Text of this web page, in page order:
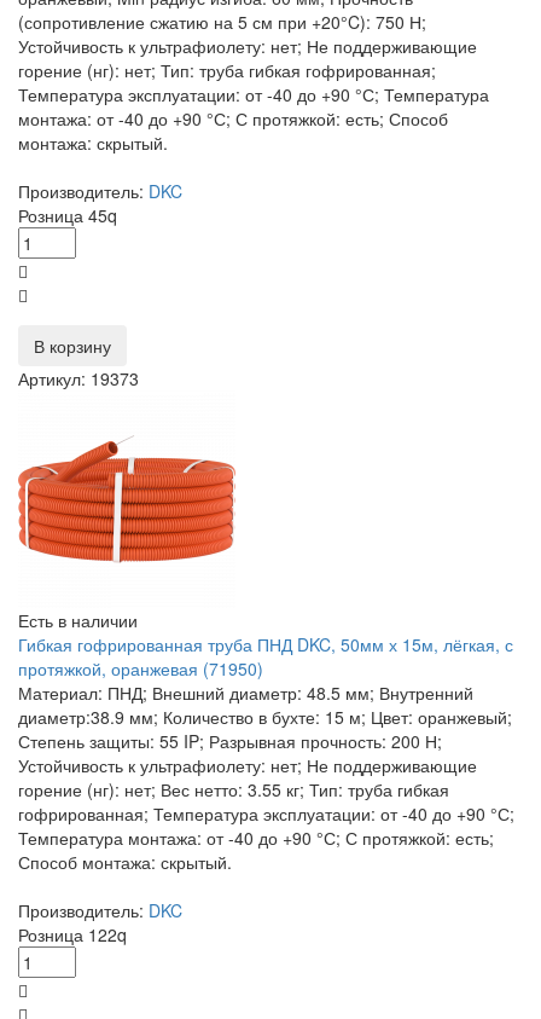
(сопротивление сжатию на 5 см при +20°C): 750 Н;
Устойчивость к ультрафиолету: нет; Не поддерживающие
горение (нг): нет; Тип: труба гибкая гофрированная;
Температура эксплуатации: от -40 до +90 °С; Температура
монтажа: от -40 до +90 °С; С протяжкой: есть; Способ
монтажа: скрытый.
Производитель: DKC
Розница 45q
В корзину
Артикул: 19373
Есть в наличии
Гибкая гофрированная труба ПНД DKC, 50мм х 15м, лёгкая, с
протяжкой, оранжевая (71950)
Материал: ПНД; Внешний диаметр: 48.5 мм; Внутренний
диаметр:38.9 мм; Количество в бухте: 15 м; Цвет: оранжевый;
Степень защиты: 55 IP; Разрывная прочность: 200 Н;
Устойчивость к ультрафиолету: нет; Не поддерживающие
горение (нг): нет; Вес нетто: 3.55 кг; Тип: труба гибкая
гофрированная; Температура эксплуатации: от -40 до +90 °С;
Температура монтажа: от -40 до +90 °С; С протяжкой: есть;
Способ монтажа: скрытый.
Производитель: DKC
Розница 122q